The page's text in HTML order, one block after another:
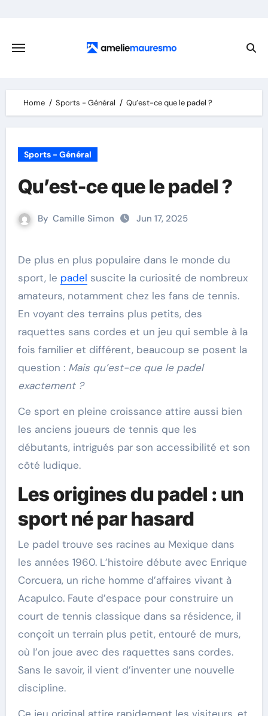
content
Home Sports - Général Qu’est-ce que le padel ?
Sports - Général
Qu’est-ce que le padel ?
By Camille Simon Jun 17, 2025
De plus en plus populaire dans le monde du
sport, le padel suscite la curiosité de nombreux
amateurs, notamment chez les fans de tennis.
En voyant des terrains plus petits, des
raquettes sans cordes et un jeu qui semble à la
fois familier et différent, beaucoup se posent la
question : Mais qu’est-ce que le padel
exactement ?
Ce sport en pleine croissance attire aussi bien
les anciens joueurs de tennis que les
débutants, intrigués par son accessibilité et son
côté ludique.
Les origines du padel : un
sport né par hasard
Le padel trouve ses racines au Mexique dans
les années 1960. L’histoire débute avec Enrique
Corcuera, un riche homme d’affaires vivant à
Acapulco. Faute d’espace pour construire un
court de tennis classique dans sa résidence, il
conçoit un terrain plus petit, entouré de murs,
où l’on joue avec des raquettes sans cordes.
Sans le savoir, il vient d’inventer une nouvelle
discipline.
Ce jeu original attire rapidement les visiteurs, et